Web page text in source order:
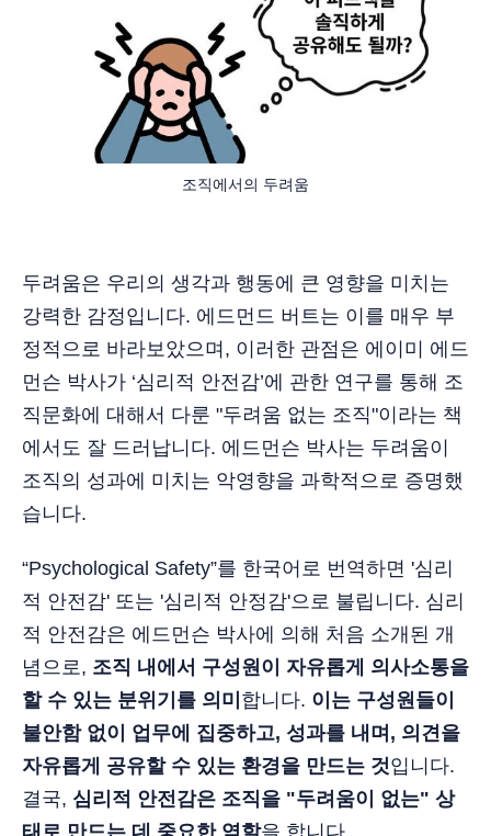
조직에서의 두려움
두려움은 우리의 생각과 행동에 큰 영향을 미치는
강력한 감정입니다. 에드먼드 버트는 이를 매우 부
정적으로 바라보았으며, 이러한 관점은 에이미 에드
먼슨 박사가 ‘심리적 안전감’에 관한 연구를 통해 조
직문화에 대해서 다룬 "두려움 없는 조직"이라는 책
에서도 잘 드러납니다. 에드먼슨 박사는 두려움이
조직의 성과에 미치는 악영향을 과학적으로 증명했
습니다.
“Psychological Safety”를 한국어로 번역하면 '심리
적 안전감' 또는 '심리적 안정감'으로 불립니다. 심리
적 안전감은 에드먼슨 박사에 의해 처음 소개된 개
념으로, 조직 내에서 구성원이 자유롭게 의사소통을
할 수 있는 분위기를 의미 합니다. 이는 구성원들이
불안함 없이 업무에 집중하고, 성과를 내며, 의견을
자유롭게 공유할 수 있는 환경을 만드는 것입니다.
결국, 심리적 안전감은 조직을 "두려움이 없는" 상
태로 만드는 데 중요한 역할을 합니다.